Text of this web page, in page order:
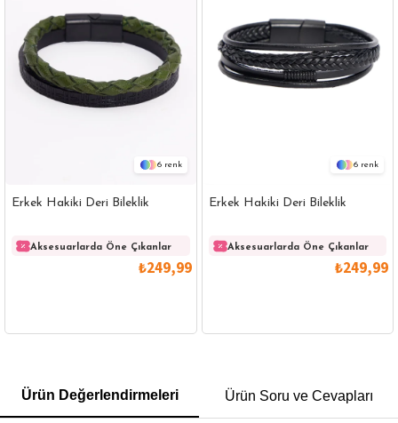
6
Erkek Hakiki Deri Bileklik
Aksesuarlarda Öne Çıkanlar
₺249,99
6
Erkek Hakiki Deri Bileklik
Aksesuarlarda Öne Çıkanlar
₺249,99
POLO YAKA T-SHIRT KEMER BOXER
Ürün Değerlendirmeleri Ürün Soru ve Cevapları